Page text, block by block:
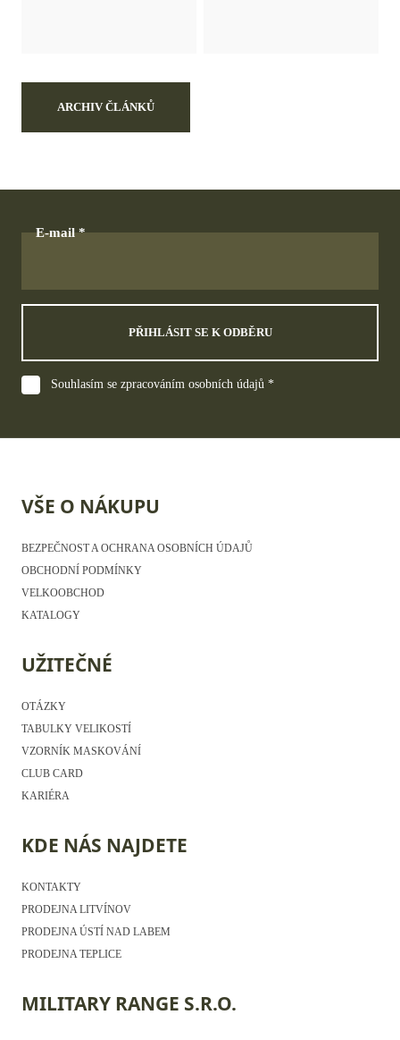
ARCHIV ČLÁNKŮ
E-mail
PŘIHLÁSIT SE K ODBĚRU
Souhlasím se zpracováním osobních údajů *
VŠE O NÁKUPU
BEZPEČNOST A OCHRANA OSOBNÍCH ÚDAJŮ
OBCHODNÍ PODMÍNKY
VELKOOBCHOD
KATALOGY
UŽITEČNÉ
OTÁZKY
TABULKY VELIKOSTÍ
VZORNÍK MASKOVÁNÍ
CLUB CARD
KARIÉRA
KDE NÁS NAJDETE
KONTAKTY
PRODEJNA LITVÍNOV
PRODEJNA ÚSTÍ NAD LABEM
PRODEJNA TEPLICE
MILITARY RANGE S.R.O.